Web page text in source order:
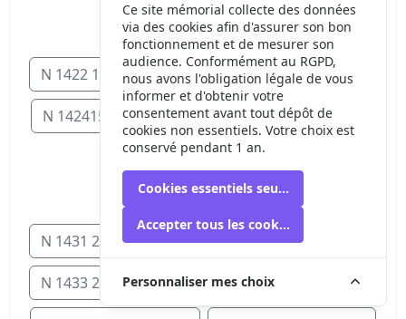
N 1421 10 11 MARS 1968
N 1422 13 MARS 1968 N 1423 14 MARS 1968
N 142415 MARS 1968 N 1426 19 MARS 1968
N 1428 21 22 MARS 1968
N 1430 24 25 MARS 1968
N 1431 26 MARS 1968 N 1432 27 MARS 1968
N 1433 28 MARS 1968 N 1434 29 MARS 1968
Ce site mémorial collecte des données
via des cookies afin d'assurer son bon
fonctionnement et de mesurer son
audience. Conformément au RGPD,
nous avons l'obligation légale de vous
informer et d'obtenir votre
consentement avant tout dépôt de
cookies non essentiels. Votre choix est
conservé pendant 1 an.
Cookies essentiels seulement
Accepter tous les cookies
Personnaliser mes choix